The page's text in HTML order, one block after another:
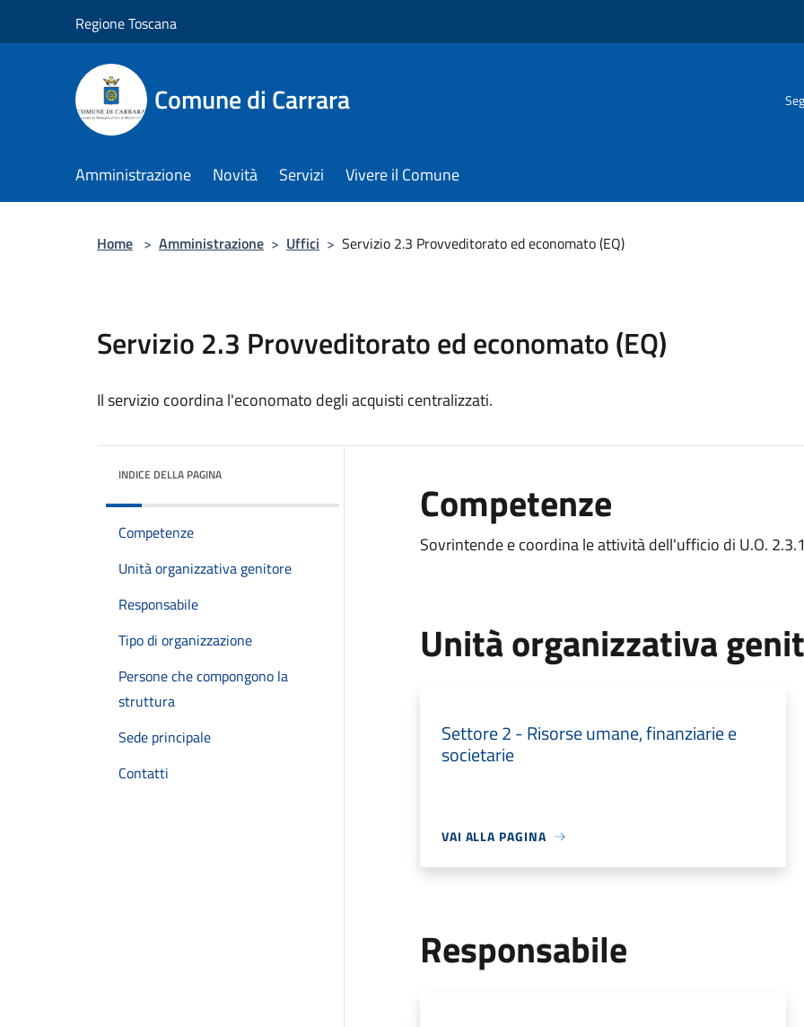
Regione Toscana
Comune di Carrara
Amministrazione Novità Servizi Vivere il Comune
Home > Amministrazione > Uffici > Servizio 2.3 Provveditorato ed economato (EQ)
Servizio 2.3 Provveditorato ed economato (EQ)
Il servizio coordina l'economato degli acquisti centralizzati.
INDICE DELLA PAGINA
Competenze
Unità organizzativa genitore
Responsabile
Tipo di organizzazione
Persone che compongono la
struttura
Sede principale
Contatti
Competenze
Sovrintende e coordina le attività dell'ufficio di U.O.
Unità organizzativa
Settore 2 - Risorse umane, finanziarie e
societarie
VAI ALLA PAGINA
Responsabile